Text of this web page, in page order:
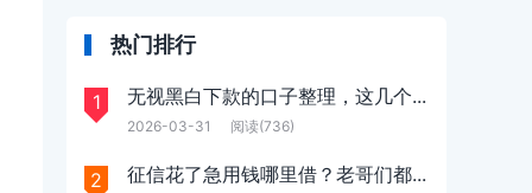
热门排行
1 无视黑白下款的口子整理，这几个...
2026-03-31 阅读(736)
2 征信花了急用钱哪里借？老哥们都...